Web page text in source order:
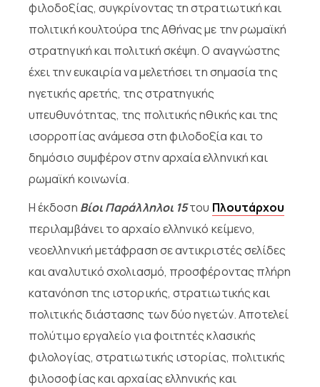
φιλοδοξίας, συγκρίνοντας τη στρατιωτική και
πολιτική κουλτούρα της Αθήνας με την ρωμαϊκή
στρατηγική και πολιτική σκέψη. Ο αναγνώστης
έχει την ευκαιρία να μελετήσει τη σημασία της
ηγετικής αρετής, της στρατηγικής
υπευθυνότητας, της πολιτικής ηθικής και της
ισορροπίας ανάμεσα στη φιλοδοξία και το
δημόσιο συμφέρον στην αρχαία ελληνική και
ρωμαϊκή κοινωνία.
Η έκδοση Βίοι Παράλληλοι 15του Πλουτάρχου
περιλαμβάνει το αρχαίο ελληνικό κείμενο,
νεοελληνική μετάφραση σε αντικριστές σελίδες
και αναλυτικό σχολιασμό, προσφέροντας πλήρη
κατανόηση της ιστορικής, στρατιωτικής και
πολιτικής διάστασης των δύο ηγετών. Αποτελεί
πολύτιμο εργαλείο για φοιτητές κλασικής
φιλολογίας, στρατιωτικής ιστορίας, πολιτικής
φιλοσοφίας και αρχαίας ελληνικής και